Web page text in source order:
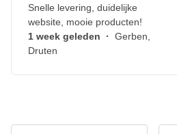
Snelle levering, duidelijke
website, mooie producten!
1 week geleden · Gerben,
Druten